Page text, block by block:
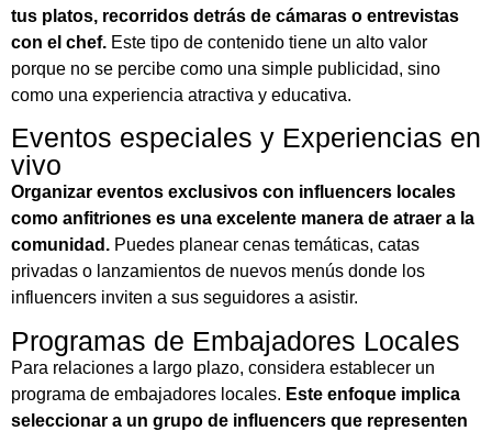
tus platos, recorridos detrás de cámaras o entrevistas
con el chef. Este tipo de contenido tiene un alto valor
porque no se percibe como una simple publicidad, sino
como una experiencia atractiva y educativa.
Eventos especiales y Experiencias en
vivo
Organizar eventos exclusivos con influencers locales
como anfitriones es una excelente manera de atraer a la
comunidad. Puedes planear cenas temáticas, catas
privadas o lanzamientos de nuevos menús donde los
influencers inviten a sus seguidores a asistir.
Programas de Embajadores Locales
Para relaciones a largo plazo, considera establecer un
programa de embajadores locales. Este enfoque implica
seleccionar a un grupo de influencers que representen